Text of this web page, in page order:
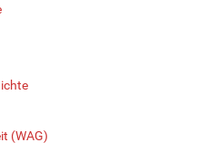
(WAG)